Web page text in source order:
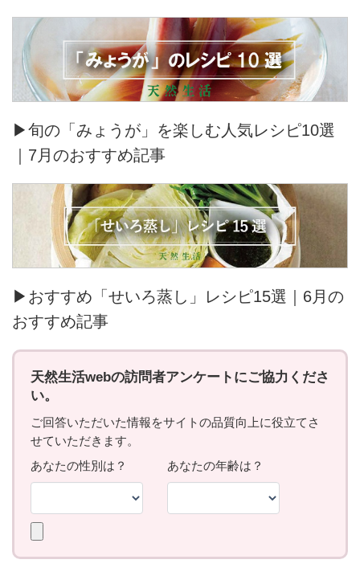
▶旬の「みょうが」を楽しむ人気レシピ10選
｜7月のおすすめ記事
▶おすすめ「せいろ蒸し」レシピ15選｜6月の
おすすめ記事